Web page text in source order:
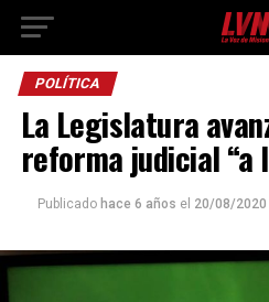
POLÍTICA
La Legislatura
reforma judicial “a
Publicado hace 6 años el 20/08/2020